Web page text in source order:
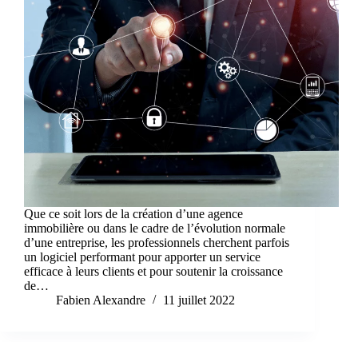
Que ce soit lors de la création d’une agence
immobilière ou dans le cadre de l’évolution normale
d’une entreprise, les professionnels cherchent parfois
un logiciel performant pour apporter un service
efficace à leurs clients et pour soutenir la croissance
de…
Fabien Alexandre
11 juillet 2022